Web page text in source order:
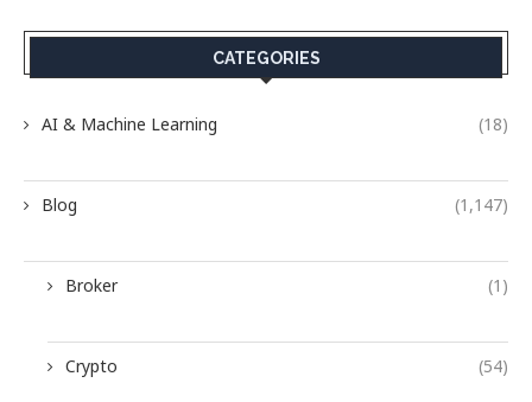
CATEGORIES
AI & Machine Learning (18)
Blog (1,147)
Broker (1)
Crypto (54)